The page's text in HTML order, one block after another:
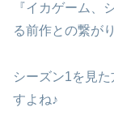
『イカゲーム
る前作との繋が
シーズン1を見
すよね♪